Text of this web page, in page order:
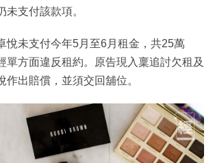
未支付該款項。
悅未支付今年5月至6月租金，共25萬
單方面違反租約。原告現入稟追討欠租及
作出賠償，並須交回舖位。